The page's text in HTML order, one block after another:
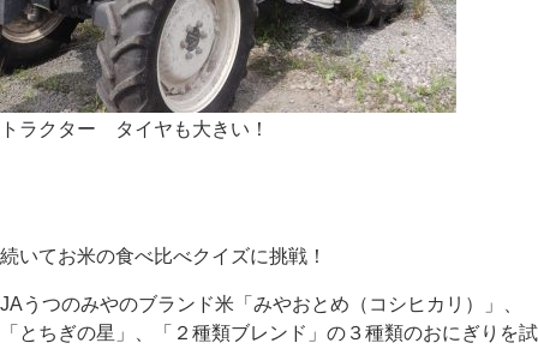
トラクター タイヤも大きい！
続いてお米の食べ比べクイズに挑戦！
JAうつのみやのブランド米「みやおとめ（コシヒカリ）」、
「とちぎの星」、「２種類ブレンド」の３種類のおにぎりを試